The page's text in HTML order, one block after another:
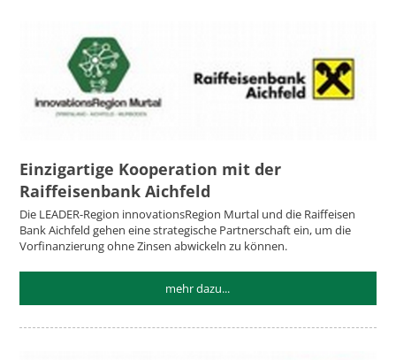
Einzigartige Kooperation mit der
Raiffeisenbank Aichfeld
Die LEADER-Region innovationsRegion Murtal und die Raiffeisen
Bank Aichfeld gehen eine strategische Partnerschaft ein, um die
Vorfinanzierung ohne Zinsen abwickeln zu können.
mehr dazu...